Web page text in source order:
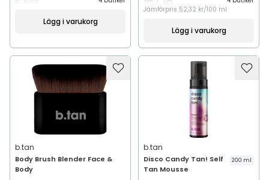
Lägg i varukorg
Jämförpris 52,32 kr/100 ml
Lägg i varukorg
b.tan
Body Brush Blender Face &
Body
b.tan
Disco Candy Tan! Self
Tan Mousse
200 ml